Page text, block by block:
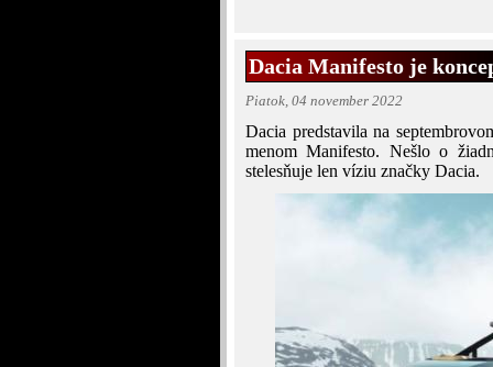
Dacia Manifesto je
Piatok, 04 november 2022
Dacia predstavila na
menom Manifesto. Nešlo o
stelesňuje len víziu značky Dacia.